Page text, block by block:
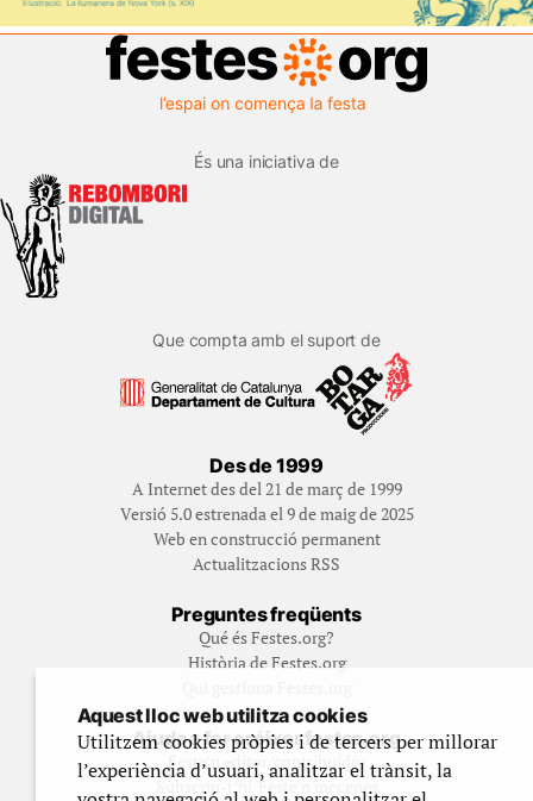
És una iniciativa de
Que compta amb el suport de
Des de 1999
A Internet des del 21 de març de 1999
Versió 5.0 estrenada el 9 de maig de 2025
Web en construcció permanent
Actualitzacions RSS
Preguntes freqüents
Qué és Festes.org?
Història de Festes.org
Ajuda a fer créixer festes.org
Feste’n editor/contribuidor
Subscriu-t’hi/Feste’n mecenes
Aquest lloc web utilitza cookies
Utilitzem cookies pròpies i de tercers per millorar
l’experiència d’usuari, analitzar el trànsit, la